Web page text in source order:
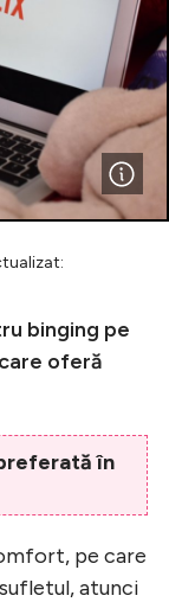
binging pe
oferă
în
pe care
atunci